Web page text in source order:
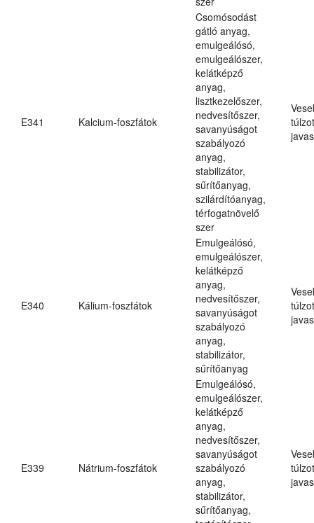
E341 Kalcium-foszfátok
Csomósodást
gátló anyag,
emulgeálósó,
emulgeálószer,
kelátképző
anyag,
lisztkezelőszer,
nedvesítőszer,
savanyúságot
szabályozó
anyag,
stabilizátor,
sűrítőanyag,
szilárdítóanyag,
térfogatnövelő
szer
E340 Kálium-foszfátok
Emulgeálósó,
emulgeálószer,
kelátképző
anyag,
nedvesítőszer,
savanyúságot
szabályozó
anyag,
stabilizátor,
sűrítőanyag
E339 Nátrium-foszfátok
Emulgeálósó,
emulgeálószer,
kelátképző
anyag,
nedvesítőszer,
savanyúságot
szabályozó
anyag,
stabilizátor,
sűrítőanyag,